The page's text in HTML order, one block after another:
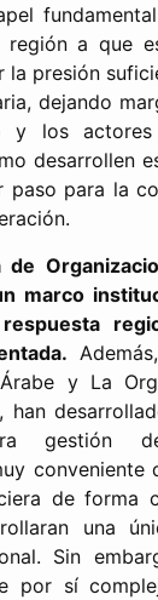
a que
la presión
dejando
y los actores
desarrollen
paso para la
de
marco
y La
han
gestión de
conveniente
de forma
una
Sin
por sí